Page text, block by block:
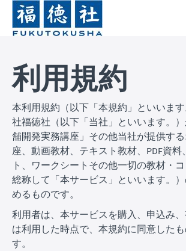
利用規約
本利用規約（以下「本規約」といいま
社福徳社（以下「当社」といいます。
舗開発実務講座」その他当社が提供す
座、動画教材、テキスト教材、PDF資料
ト、ワークシートその他一切の教材・
総称して「本サービス」といいます。
めるものです。
利用者は、本サービスを購入、申込み
は利用した時点で、本規約に同意した
す。